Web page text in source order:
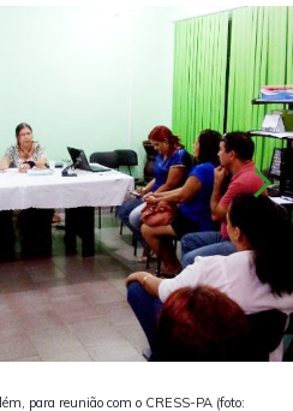
chevron_right
para reunião com o CRESS-PA (foto: